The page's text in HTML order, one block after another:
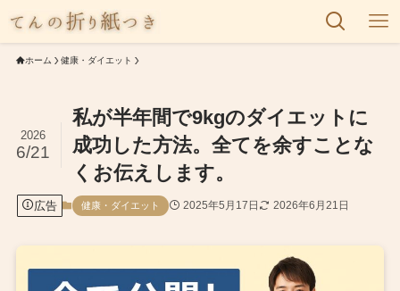
ホーム 健康・ダイエット
私が半年間で9kgのダイエットに
成功した方法。全てを余すことな
くお伝えします。
2026
6/21
広告 健康・ダイエット 2025年5月17日 2026年6月21日